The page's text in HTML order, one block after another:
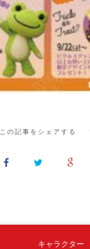
この記事をシェアする
キャラクター